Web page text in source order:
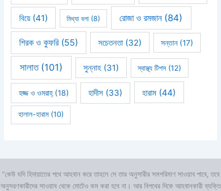
বিয়ে(41) মিথ্যা বলা(8) রোজা ও রমজান (84)
শিরক ও কুফরি(55) সচেতনতা(32) সন্তান(17)
সালাত(101) সুন্নাহ (31) স্বাস্থ্য টিপস (12)
হজ্জ ও ওমরাহ্‌(18) হাদীস(33) হারাম (44)
হালাল-হারাম(10)
“কেউ যদি হিদায়াতের পথে আহবান করে তাহলে সে তার অনুসারীর সমপরিমাণ সাওয়াব পাবে, তবে
অনুসরণকারীদের সাওয়াব থেকে মোটেও কম করা হবে না। আর বিপথের দিকে আহবানকারী ব্যক্তি